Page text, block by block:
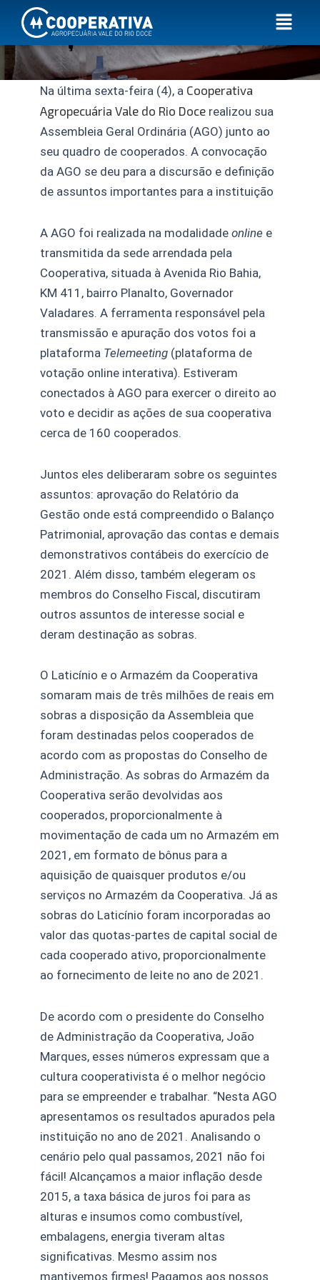
o
conteúdo
Menu
Na última sexta-feira (4), a Cooperativa
Agropecuária Vale do Rio Doce realizou sua
Assembleia Geral Ordinária (AGO) junto ao
seu quadro de cooperados. A convocação
da AGO se deu para a discursão e definição
de assuntos importantes para a instituição
A AGO foi realizada na modalidade online e
transmitida da sede arrendada pela
Cooperativa, situada à Avenida Rio Bahia,
KM 411, bairro Planalto, Governador
Valadares. A ferramenta responsável pela
transmissão e apuração dos votos foi a
plataforma Telemeeting (plataforma de
votação online interativa). Estiveram
conectados à AGO para exercer o direito ao
voto e decidir as ações de sua cooperativa
cerca de 160 cooperados.
Juntos eles deliberaram sobre os seguintes
assuntos: aprovação do Relatório da
Gestão onde está compreendido o Balanço
Patrimonial, aprovação das contas e demais
demonstrativos contábeis do exercício de
2021. Além disso, também elegeram os
membros do Conselho Fiscal, discutiram
outros assuntos de interesse social e
deram destinação as sobras.
O Laticínio e o Armazém da Cooperativa
somaram mais de três milhões de reais em
sobras a disposição da Assembleia que
foram destinadas pelos cooperados de
acordo com as propostas do Conselho de
Administração. As sobras do Armazém da
Cooperativa serão devolvidas aos
cooperados, proporcionalmente à
movimentação de cada um no Armazém em
2021, em formato de bônus para a
aquisição de quaisquer produtos e/ou
serviços no Armazém da Cooperativa. Já as
sobras do Laticínio foram incorporadas ao
valor das quotas-partes de capital social de
cada cooperado ativo, proporcionalmente
ao fornecimento de leite no ano de 2021.
De acordo com o presidente do Conselho
de Administração da Cooperativa, João
Marques, esses números expressam que a
cultura cooperativista é o melhor negócio
para se empreender e trabalhar. “Nesta AGO
apresentamos os resultados apurados pela
instituição no ano de 2021. Analisando o
cenário pelo qual passamos, 2021 não foi
fácil! Alcançamos a maior inflação desde
2015, a taxa básica de juros foi para as
alturas e insumos como combustível,
embalagens, energia tiveram altas
significativas. Mesmo assim nos
mantivemos firmes! Pagamos aos nossos